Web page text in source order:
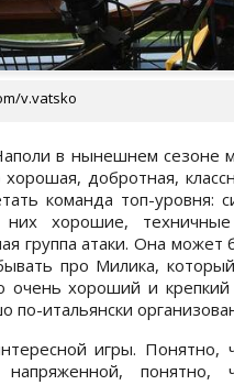
v.vatsko
в нынешнем сезоне
добротная,
команда топ-уровня:
хорошие,
группа атаки. Она
про Милика,
очень хороший и
по-итальянски
игры. Понятно,
понятно,